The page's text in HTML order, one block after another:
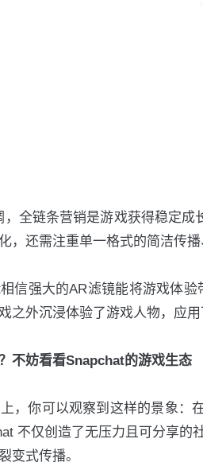
，全链条营销是游戏获得稳定
，还需注重单一格式的简洁传
信强大的AR滤镜能将游戏体
之外沉浸体验了游戏人物，应
不妨看看Snapchat的游戏生态
，你可以观察到这样的景象：
不仅创造了无压力且可分享的
变式传播。